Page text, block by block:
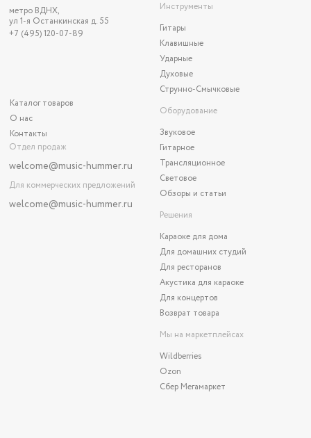
метро ВДНХ,
ул 1-я Останкинская д. 55
+7 (495) 120-07-89
Каталог товаров
О нас
Контакты
Отдел продаж
welcome@music-hummer.ru
Для коммерческих предложений
welcome@music-hummer.ru
Инструменты
Гитары
Клавишные
Ударные
Духовые
Струнно-Смычковые
Оборудование
Звуковое
Гитарное
Трансляционное
Световое
Обзоры и статьи
Решения
Караоке для дома
Для домашних студий
Для ресторанов
Акустика для караоке
Для концертов
Возврат товара
Мы на маркетплейсах
Wildberries
Ozon
Сбер Мегамаркет